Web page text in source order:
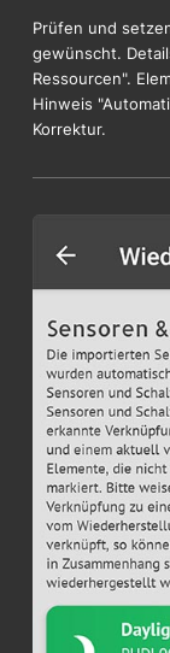
Prüfen und
gewünscht.
Ressourcen".
Hinweis
Korrektur.